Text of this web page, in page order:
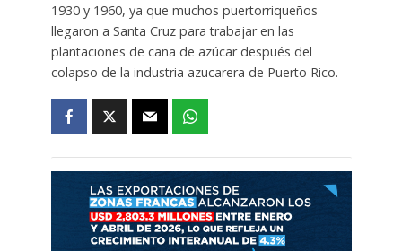
1930 y 1960, ya que muchos puertorriqueños
llegaron a Santa Cruz para trabajar en las
plantaciones de caña de azúcar después del
colapso de la industria azucarera de Puerto Rico.